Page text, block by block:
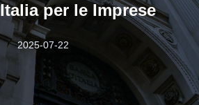
per le Imprese
2025-07-22